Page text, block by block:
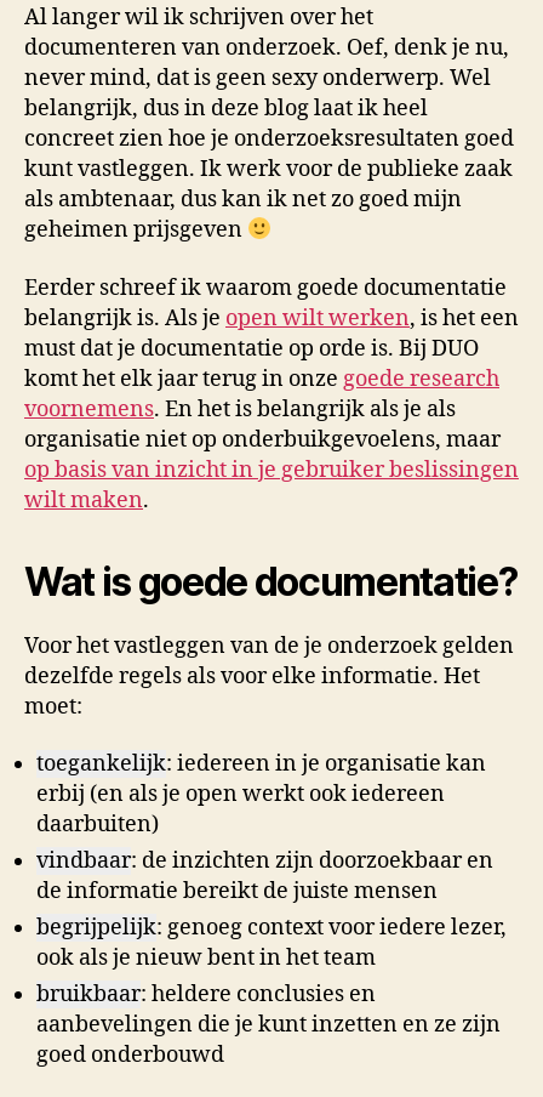
Al langer wil ik schrijven over het
documenteren van onderzoek. Oef, denk je nu,
never mind, dat is geen sexy onderwerp. Wel
belangrijk, dus in deze blog laat ik heel
concreet zien hoe je onderzoeksresultaten goed
kunt vastleggen. Ik werk voor de publieke zaak
als ambtenaar, dus kan ik net zo goed mijn
geheimen prijsgeven
Eerder schreef ik waarom goede documentatie
belangrijk is. Als je open wilt werken, is het een
must dat je documentatie op orde is. Bij DUO
komt het elk jaar terug in onze goede research
voornemens. En het is belangrijk als je als
organisatie niet op onderbuikgevoelens, maar
op basis van inzicht in je gebruiker beslissingen
wilt maken.
Wat is goede documentatie?
Voor het vastleggen van de je onderzoek gelden
dezelfde regels als voor elke informatie. Het
moet:
toegankelijk: iedereen in je organisatie kan
erbij (en als je open werkt ook iedereen
daarbuiten)
vindbaar: de inzichten zijn doorzoekbaar en
de informatie bereikt de juiste mensen
begrijpelijk: genoeg context voor iedere lezer,
ook als je nieuw bent in het team
bruikbaar: heldere conclusies en
aanbevelingen die je kunt inzetten en ze zijn
goed onderbouwd